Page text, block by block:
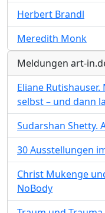
Herbert Brandl
Meredith Monk
Meldungen art-
Eliane
selbst – und dann
Sudarshan Shetty.
30 Ausstellungen
Christ Mukenge
NoBody